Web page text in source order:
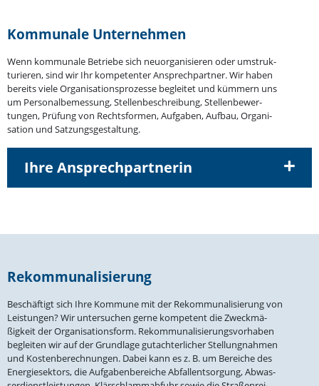
Kommunale Unter­nehmen
Wenn kommunale Betriebe sich neuor­ga­ni­sieren oder umstruk­
tu­rieren, sind wir Ihr kompe­tenter Ansprech­partner. Wir haben
bereits viele Organi­sa­ti­ons­pro­zesse begleitet und kümmern uns
um Perso­nal­be­messung, Stellen­be­schreibung, Stellen­be­wer­
tungen, Prüfung von Rechts­formen, Aufgaben, Aufbau, Organi­
sation und Satzungsgestaltung.
Ihre Ansprechpartnerin
Rekom­mu­na­li­sierung
Beschäftigt sich Ihre Kommune mit der Rekom­mu­na­li­sierung von
Leistungen? Wir unter­suchen gerne kompetent die Zweck­mä­
ßigkeit der Organi­sa­ti­onsform. Rekom­mu­na­li­sie­rungs­vor­haben
begleiten wir auf der Grundlage gutach­ter­licher Stellung­nahmen
und Kosten­be­rech­nungen. Dabei kann es z. B. um Bereiche des
Energie­sektors, die Aufga­ben­be­reiche Abfall­ent­sorgung, Abwas­